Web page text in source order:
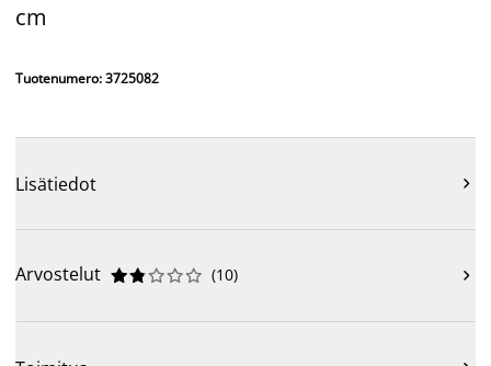
cm
Tuotenumero: 3725082
Lisätiedot 
Arvostelut 




 (10) 